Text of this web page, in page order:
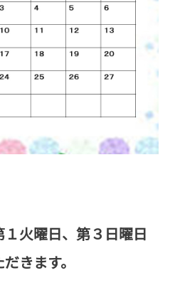
火曜日、第３日曜日
きます。